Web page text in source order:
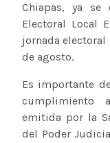
Chiapas, ya se
Electoral Local
jornada
de agosto.
Es importante
cumplimiento
emitida por la
del Poder